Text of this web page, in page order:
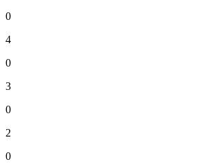
0
4
0
3
0
2
0